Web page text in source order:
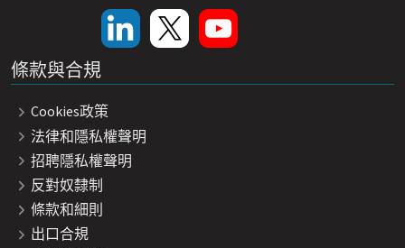
條款與合規
Cookies政策
法律和隱私權聲明
招聘隱私權聲明
反對奴隸制
條款和細則
出口合規